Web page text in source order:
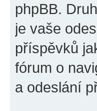
phpBB.
je vaše
příspěvků
fórum o
a odeslání